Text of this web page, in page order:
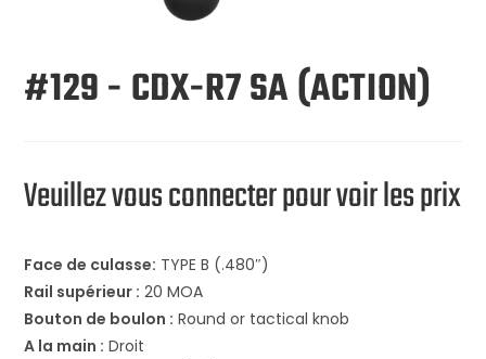
#129 - CDX-R7 SA (ACTION)
Veuillez vous connecter pour voir les prix
Face de culasse: TYPE B (.480″)
Rail supérieur : 20 MOA
Bouton de boulon : Round or tactical knob
A la main : Droit